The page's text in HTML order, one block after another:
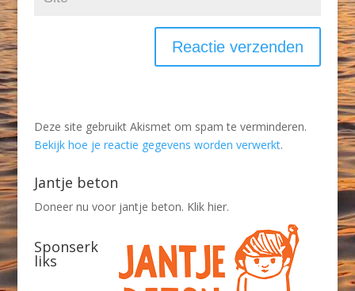
Deze site gebruikt Akismet om spam te verminderen.
Bekijk hoe je reactie gegevens worden verwerkt.
Jantje beton
Doneer nu voor jantje beton. Klik hier.
Sponserk
liks